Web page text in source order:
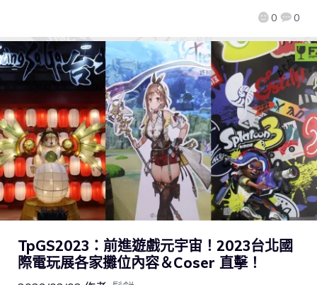
0 0
TpGS2023：前進遊戲元宇宙！2023台北國
際電玩展各家攤位內容＆Coser 直擊！